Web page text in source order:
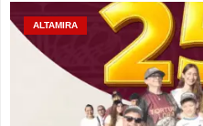
ALTAMIRA